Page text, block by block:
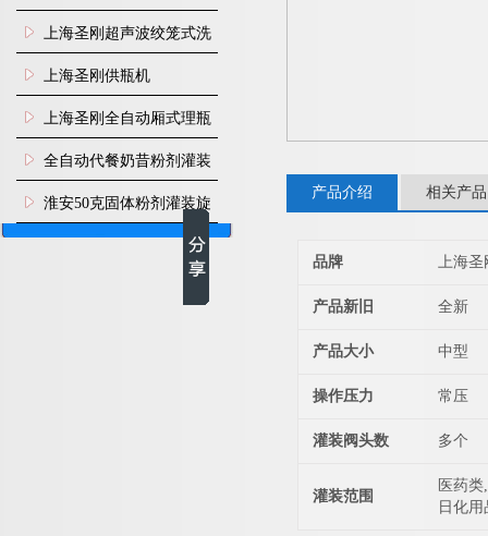
上海圣刚超声波绞笼式洗
瓶机
上海圣刚供瓶机
上海圣刚全自动厢式理瓶
机
全自动代餐奶昔粉剂灌装
生产线
淮安50克固体粉剂灌装旋
盖机
产品介绍 相关产品
品牌 上海圣
产品新旧 全新
产品大小 中型
操作压力 常压
灌装阀头数 多个
灌装范围
医药
日化